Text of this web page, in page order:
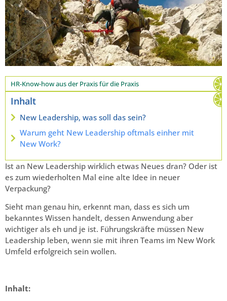
HR-Know-how aus der Praxis für die Praxis
Inhalt
New Leadership, was soll das sein?
Warum geht New Leadership oftmals einher mit
New Work?
Ist an New Leadership wirklich etwas Neues dran? Oder ist
es zum wiederholten Mal eine alte Idee in neuer
Verpackung?
Sieht man genau hin, erkennt man, dass es sich um
bekanntes Wissen handelt, dessen Anwendung aber
wichtiger als eh und je ist. Führungskräfte müssen New
Leadership leben, wenn sie mit ihren Teams im New Work
Umfeld erfolgreich sein wollen.
Inhalt: